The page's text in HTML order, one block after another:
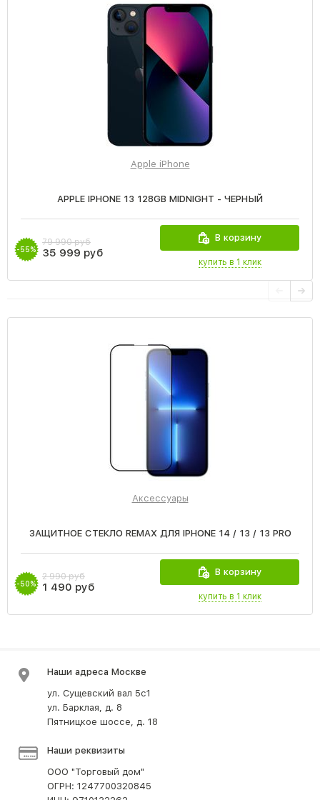
Apple iPhone
APPLE IPHONE 13 128GB MIDNIGHT - ЧЕРНЫЙ
-55%
79 990 руб
35 999 руб
В корзину
купить в 1 клик
Аксессуары
ЗАЩИТНОЕ СТЕКЛО REMAX ДЛЯ IPHONE 14 / 13 / 13 PRO
-50%
2 990 руб
1 490 руб
В корзину
купить в 1 клик
Наши адреса Москве
ул. Сущевский вал 5с1
ул. Барклая, д. 8
Пятницкое шоссе, д. 18
Наши реквизиты
ООО "Торговый дом"
ОГРН: 1247700320845